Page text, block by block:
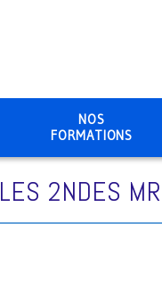
NOS
FORMATIONS
LES 2NDES